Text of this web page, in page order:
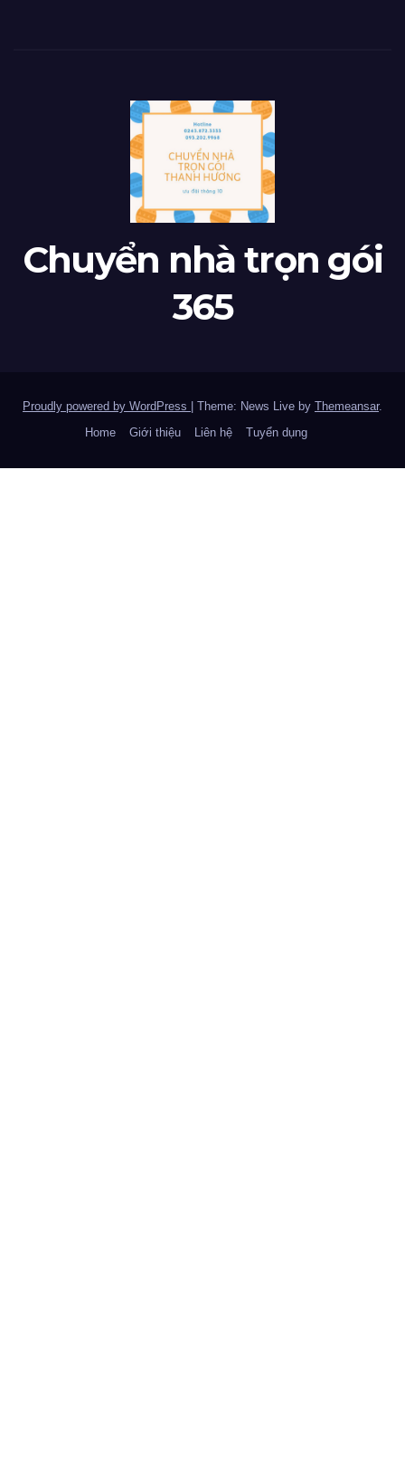
Chuyển nhà trọn gói
365
Proudly powered by WordPress | Theme: News Live by Themeansar.
Home
Giới thiệu Liên hệ Tuyển dụng